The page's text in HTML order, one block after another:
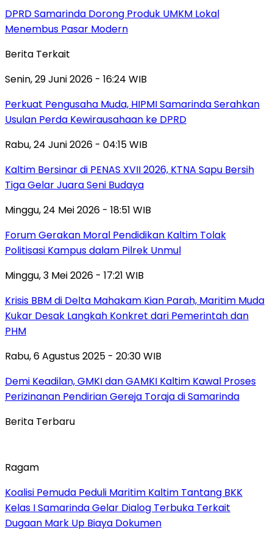
DPRD Samarinda Dorong Produk UMKM Lokal
Menembus Pasar Modern
Berita Terkait
Senin, 29 Juni 2026 - 16:24 WIB
Perkuat Pengusaha Muda, HIPMI Samarinda Serahkan
Usulan Perda Kewirausahaan ke DPRD
Rabu, 24 Juni 2026 - 04:15 WIB
Kaltim Bersinar di PENAS XVII 2026, KTNA Sapu Bersih
Tiga Gelar Juara Seni Budaya
Minggu, 24 Mei 2026 - 18:51 WIB
Forum Gerakan Moral Pendidikan Kaltim Tolak
Politisasi Kampus dalam Pilrek Unmul
Minggu, 3 Mei 2026 - 17:21 WIB
Krisis BBM di Delta Mahakam Kian Parah, Maritim Muda
Kukar Desak Langkah Konkret dari Pemerintah dan
PHM
Rabu, 6 Agustus 2025 - 20:30 WIB
Demi Keadilan, GMKI dan GAMKI Kaltim Kawal Proses
Perizinanan Pendirian Gereja Toraja di Samarinda
Berita Terbaru
Ragam
Koalisi Pemuda Peduli Maritim Kaltim Tantang BKK
Kelas I Samarinda Gelar Dialog Terbuka Terkait
Dugaan Mark Up Biaya Dokumen